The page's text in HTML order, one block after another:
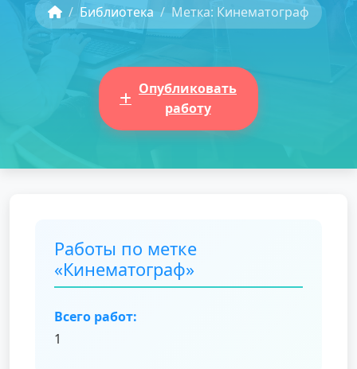
Библиотека Метка: Кинематограф
Опубликовать
работу
Работы по метке
«Кинематограф»
Всего работ:
1